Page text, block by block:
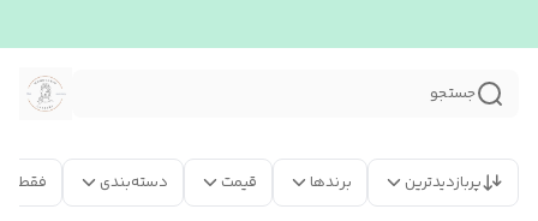
جستجو
پربازدیدترین برندها قیمت دسته‌بندی فقط